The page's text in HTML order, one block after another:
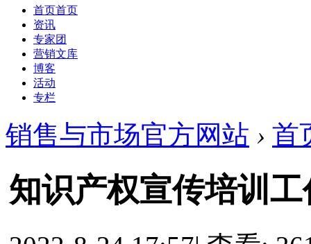
首页首页
资讯
专家团
营销文库
博客
活动
专栏
销售与市场官方网站 › 首
知识产权宣传培训